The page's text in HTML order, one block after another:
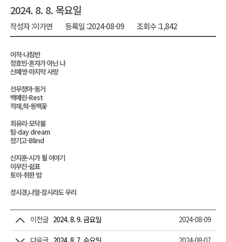
2024. 8. 8. 목요일
작성자 :이가연 등록일 :2024-08-09 조회수 :1,842
이적-나침반
정효빈-혼자가 아닌 나
신예영-마지막 사랑
선우정아-동거
백예린-Rest
적재,혁-동백꽃
최유리-모닥불
팀-day dream
정기고-Blind
신지훈-시가 될 이야기
이무진-쉼표
토이-취한 밤
성시경,나얼-잠시라도 우리
이전글 2024. 8. 9. 금요일 2024-08-09
다음글 2024. 8. 7. 수요일 2024-08-07